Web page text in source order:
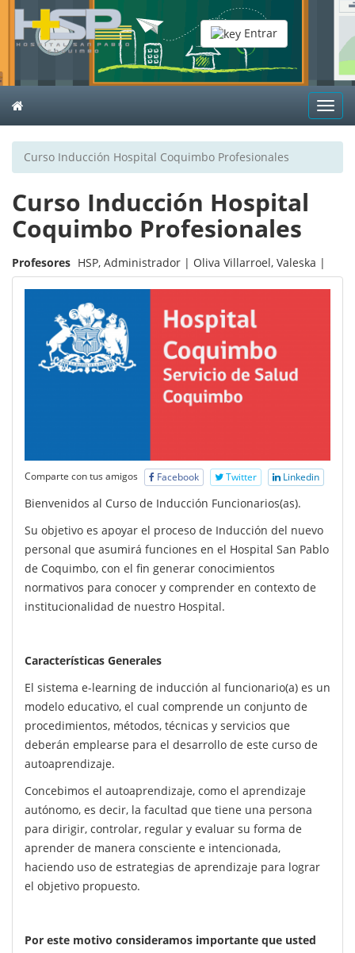
Entrar
Curso Inducción Hospital Coquimbo Profesionales
Curso Inducción Hospital
Coquimbo Profesionales
Profesores HSP, Administrador | Oliva Villarroel, Valeska |
Comparte con tus amigos Facebook Twitter Linkedin
Bienvenidos al Curso de Inducción Funcionarios(as).
Su objetivo es apoyar el proceso de Inducción del nuevo
personal que asumirá funciones en el Hospital San Pablo
de Coquimbo, con el fin generar conocimientos
normativos para conocer y comprender en contexto de
institucionalidad de nuestro Hospital.
Características Generales
El sistema e-learning de inducción al funcionario(a) es un
modelo educativo, el cual comprende un conjunto de
procedimientos, métodos, técnicas y servicios que
deberán emplearse para el desarrollo de este curso de
autoaprendizaje.
Concebimos el autoaprendizaje, como el aprendizaje
autónomo, es decir, la facultad que tiene una persona
para dirigir, controlar, regular y evaluar su forma de
aprender de manera consciente e intencionada,
haciendo uso de estrategias de aprendizaje para lograr
el objetivo propuesto.
Por este motivo consideramos importante que usted